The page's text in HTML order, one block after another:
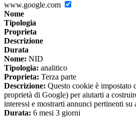
www.google.com
Nome
Tipologia
Proprieta
Descrizione
Durata
Nome: NID
Tipologia: analitico
Proprieta: Terza parte
Descrizione: Questo cookie è impostato
proprietà di Google) per aiutarti a
interessi e mostrarti annunci pertinenti su
Durata: 6 mesi 3 giorni